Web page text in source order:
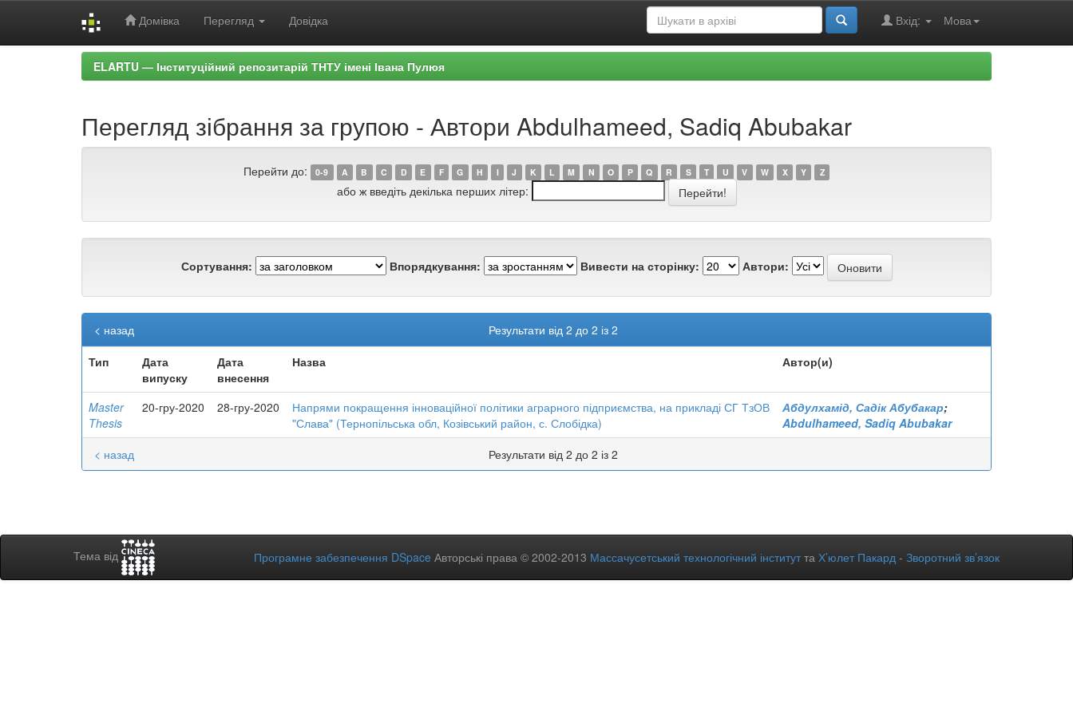
Домівка Перегляд Довідка Мова
Вхід:
ELARTU — Інституційний репозитарій ТНТУ імені Івана Пулюя
Перегляд зібрання за групою - Автори Abdulhameed, Sadiq Abubakar
Перейти до: 0-9 A B C D E F G H I J K L M N O P Q R S T U V W X Y Z
або ж введіть декілька перших літер:
Сортування: Впорядкування: Вивести на сторінку: Автори:
Результати від 2 до 2 із 2
< назад
Тип
Дата
випуску
Дата
внесення
Назва Автор(и)
Master
Thesis
20-гру-2020 28-гру-2020
Напрями покращення інноваційної політики аграрного підприємства, на прикладі СГ ТзОВ
"Слава" (Тернопільська обл, Козівський район, с. Слобідка)
Абдулхамід, Садік Абубакар;
Abdulhameed, Sadiq Abubakar
Результати від 2 до 2 із 2
< назад
Тема від Програмне забезпечення DSpace Авторські права © 2002-2013 Массачусетський технологічний інститутта Х’юлет Пакард - Зворотний зв’язок